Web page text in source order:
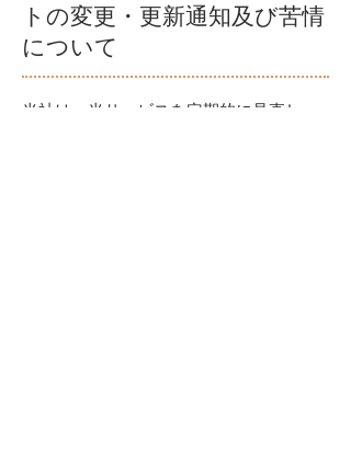
トの変更・更新通知及び苦情
について
当社は、当サービスを定期的に見直し、